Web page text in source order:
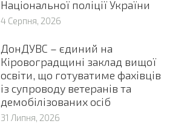
Національної поліції України
4 Серпня, 2026
ДонДУВС – єдиний на
Кіровоградщині заклад вищої
освіти, що готуватиме фахівців
із супроводу ветеранів та
демобілізованих осіб
31 Липня, 2026